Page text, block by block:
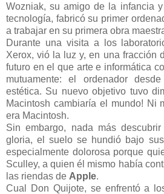
Wozniak, su amigo de la infancia
tecnología, fabricó su primer
a trabajar en su primera obra
Durante una visita a los
Xerox, vió la luz y, en una fracción
futuro en el que arte e informática
mutuamente: el ordenador
estética. Su nuevo objetivo tuvo
Macintosh cambiaría el mundo! Ni
era Macintosh.
Sin embargo, nada más
gloria, el suelo se hundió bajo
especialmente dolorosa porque
Sculley, a quien él mismo había
las riendas de Apple.
Cual Don Quijote, se enfrentó a